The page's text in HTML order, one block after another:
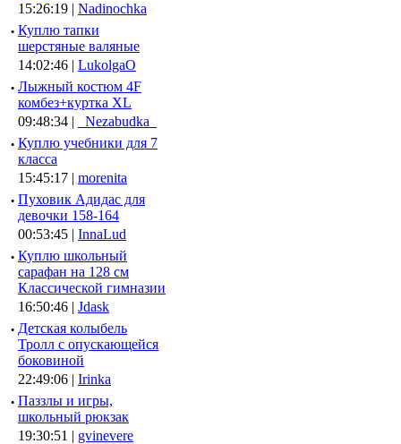
15:26:19 | Nadinochka
· Куплю тапки
шерстяные валяные
14:02:46 | LukolgaO
· Лыжный костюм 4F
комбез+куртка XL
09:48:34 |
_Nezabudka_
· Куплю учебники для 7
класса
15:45:17 | morenita
· Пуховик Адидас для
девочки 158-164
00:53:45 | InnaLud
· Куплю школьный
сарафан на 128 см
Классической гимназии
16:50:46 | Jdask
· Детская колыбель
Тролл с опускающейся
боковиной
22:49:06 | Irinka
· Паззлы и игры,
школьный рюкзак
19:30:51 | gvinevere